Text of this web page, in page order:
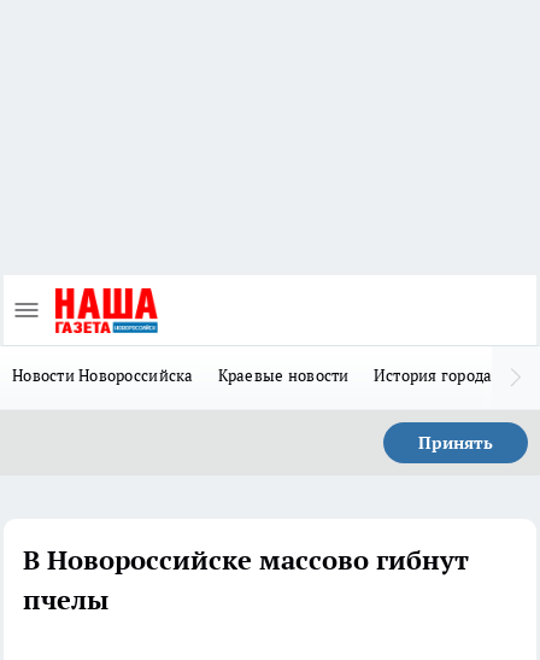
Новости Новороссийска Краевые новости История города Н
Принять
В Новороссийске массово гибнут
пчелы